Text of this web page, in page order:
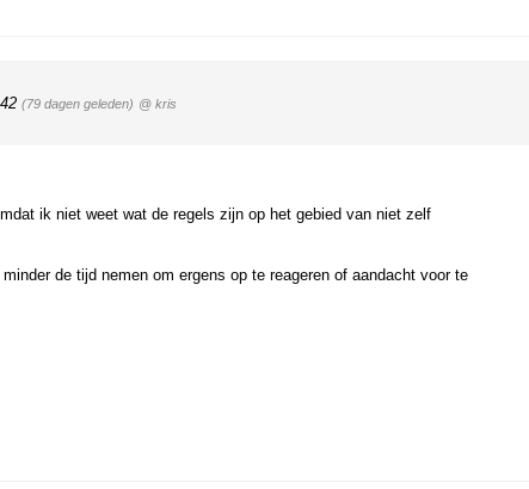
(79 dagen geleden) @ kris
ik niet weet wat de regels zijn op het gebied van niet zelf
de tijd nemen om ergens op te reageren of aandacht voor te